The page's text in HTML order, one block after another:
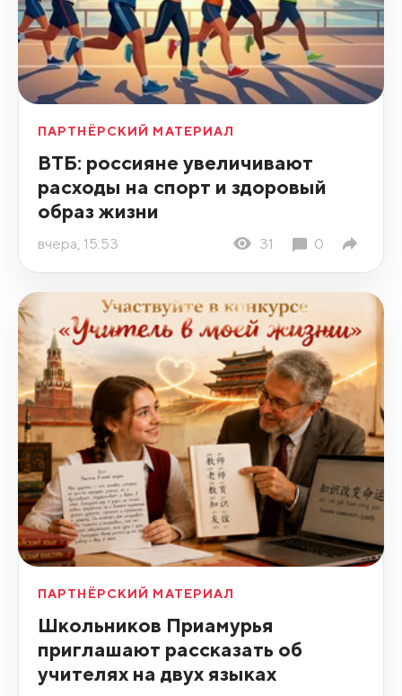
ПАРТНЁРСКИЙ МАТЕРИАЛ
ВТБ: россияне увеличивают
расходы на спорт и здоровый
образ жизни
вчера, 15:53 31 0
ПАРТНЁРСКИЙ МАТЕРИАЛ
Школьников Приамурья
приглашают рассказать об
учителях на двух языках